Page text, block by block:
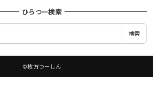
ひらつー検索
検索
©枚方つーしん